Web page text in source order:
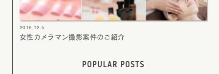
2019.12.5
女性カメラマン撮影案件のご紹介